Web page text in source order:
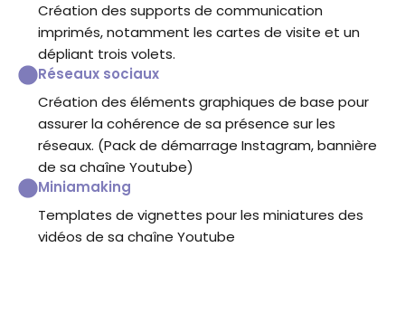
Création des supports de communication
imprimés, notamment les cartes de visite et un
dépliant trois volets.
Réseaux sociaux
Création des éléments graphiques de base pour
assurer la cohérence de sa présence sur les
réseaux. (Pack de démarrage Instagram, bannière
de sa chaîne Youtube)
Miniamaking
Templates de vignettes pour les miniatures des
vidéos de sa chaîne Youtube